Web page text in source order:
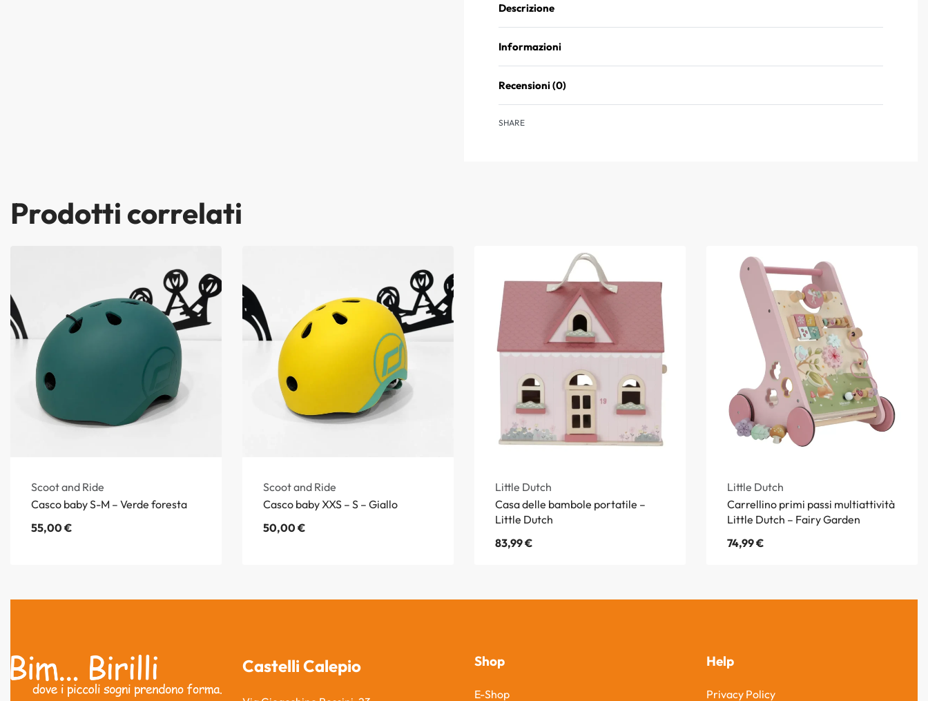
Descrizione
Informazioni
Recensioni (0)
SHARE
Prodotti correlati
Scoot and Ride
Casco baby S-M – Verde foresta
55,00€
Scoot and Ride
Casco baby XXS – S – Giallo
50,00€
Little Dutch
Casa delle bambole portatile –
Little Dutch
83,99€
Little Dutch
Carrellino primi passi multiattività
Little Dutch – Fairy Garden
74,99€
Castelli Calepio Shop
E-Shop
Help
Privacy Policy